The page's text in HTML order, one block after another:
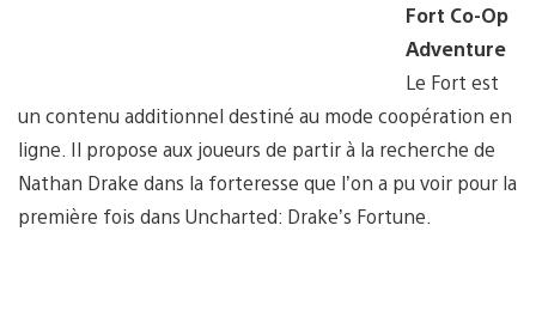
Fort Co-Op
Adventure
Le Fort est
un contenu additionnel destiné au mode coopération en
ligne. Il propose aux joueurs de partir à la recherche de
Nathan Drake dans la forteresse que l’on a pu voir pour la
première fois dans Uncharted: Drake’s Fortune.